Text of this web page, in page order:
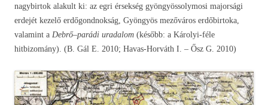
nagybirtok alakult ki: az egri érsekség gyöngyössolymosi majorsági
erdejét kezelő erdőgondnokság, Gyöngyös mezőváros erdőbirtoka,
valamint a Debrő–parádi uradalom (később: a Károlyi-féle
hitbizomány). (B. Gál E. 2010; Havas-Horváth I. – Ősz G. 2010)